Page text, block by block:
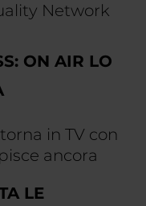
Network
ON AIR LO
in TV con
ancora
LE